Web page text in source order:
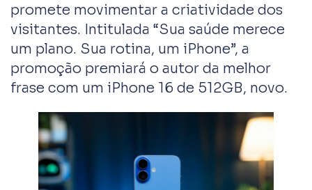
promete movimentar a criatividade dos
visitantes. Intitulada “Sua saúde merece
um plano. Sua rotina, um iPhone”, a
promoção premiará o autor da melhor
frase com um iPhone 16 de 512GB, novo.